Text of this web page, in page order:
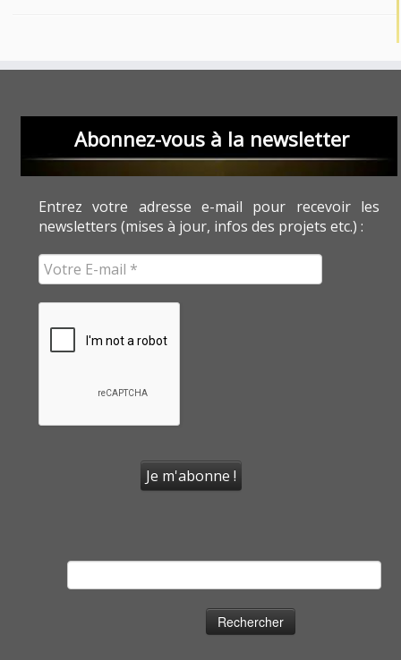
Abonnez-vous à la newsletter
Entrez votre adresse e-mail pour recevoir les
newsletters (mises à jour, infos des projets etc.) :